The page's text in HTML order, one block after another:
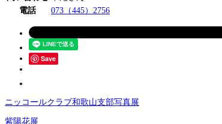
電話
073（445）2756
Save
ニッコールクラブ和歌山支部写真展
紫陽花展